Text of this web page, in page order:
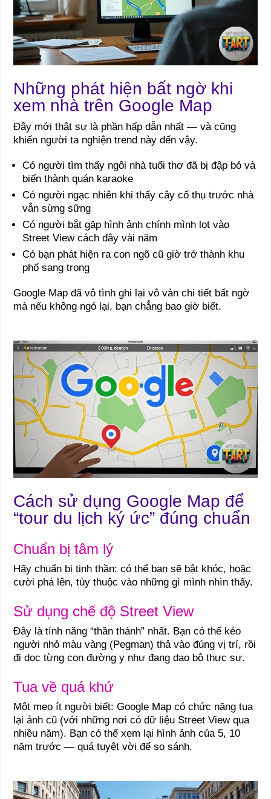
Những phát hiện bất ngờ khi
xem nhà trên Google Map
Đây mới thật sự là phần hấp dẫn nhất — và cũng
khiến người ta nghiện trend này đến vậy.
Có người tìm thấy ngôi nhà tuổi thơ đã bị đập bỏ và
biến thành quán karaoke
Có người ngạc nhiên khi thấy cây cổ thụ trước nhà
vẫn sừng sững
Có người bắt gặp hình ảnh chính mình lọt vào
Street View cách đây vài năm
Có bạn phát hiện ra con ngõ cũ giờ trở thành khu
phố sang trọng
Google Map đã vô tình ghi lại vô vàn chi tiết bất ngờ
mà nếu không ngó lại, bạn chẳng bao giờ biết.
Cách sử dụng Google Map để
“tour du lịch ký ức” đúng chuẩn
Chuẩn bị tâm lý
Hãy chuẩn bị tinh thần: có thể bạn sẽ bật khóc, hoặc
cười phá lên, tùy thuộc vào những gì mình nhìn thấy.
Sử dụng chế độ Street View
Đây là tính năng “thần thánh” nhất. Bạn có thể kéo
người nhỏ màu vàng (Pegman) thả vào đúng vị trí, rồi
đi dọc từng con đường y như đang dạo bộ thực sự.
Tua về quá khứ
Một mẹo ít người biết: Google Map có chức năng tua
lại ảnh cũ (với những nơi có dữ liệu Street View qua
nhiều năm). Bạn có thể xem lại hình ảnh của 5, 10
năm trước — quá tuyệt vời để so sánh.